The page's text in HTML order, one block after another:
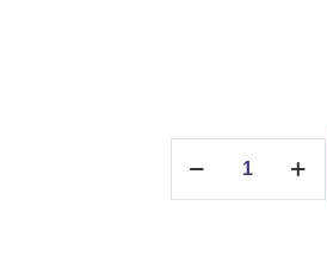
Polipiel
Personalizada